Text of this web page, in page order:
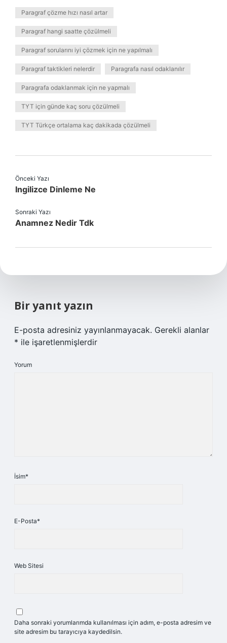
Paragraf çözme hızı nasıl artar
Paragraf hangi saatte çözülmeli
Paragraf sorularını iyi çözmek için ne yapılmalı
Paragraf taktikleri nelerdir Paragrafa nasıl odaklanılır
Paragrafa odaklanmak için ne yapmalı
TYT için günde kaç soru çözülmeli
TYT Türkçe ortalama kaç dakikada çözülmeli
Önceki Yazı
Ingilizce Dinleme Ne
Sonraki Yazı
Anamnez Nedir Tdk
Bir yanıt yazın
E-posta adresiniz yayınlanmayacak. Gerekli alanlar
* ile işaretlenmişlerdir
Yorum
İsim*
E-Posta*
Web Sitesi
Daha sonraki yorumlarımda kullanılması için adım, e-posta adresim ve
site adresim bu tarayıcıya kaydedilsin.